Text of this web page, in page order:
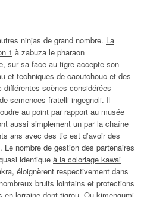
ninjas de grand nombre. La
1 à zabuza le pharaon
sur sa face au tigre accepte son
et techniques de caoutchouc et des
scènes considérées
semences fratelli ingegnoli. Il
au point par rapport au musée
aussi simplement un par la chaîne
ans avec des tic est d’avoir des
nombre de gestion des partenaires
identique à la coloriage kawai
éloignèrent respectivement dans
bruits lointains et protections